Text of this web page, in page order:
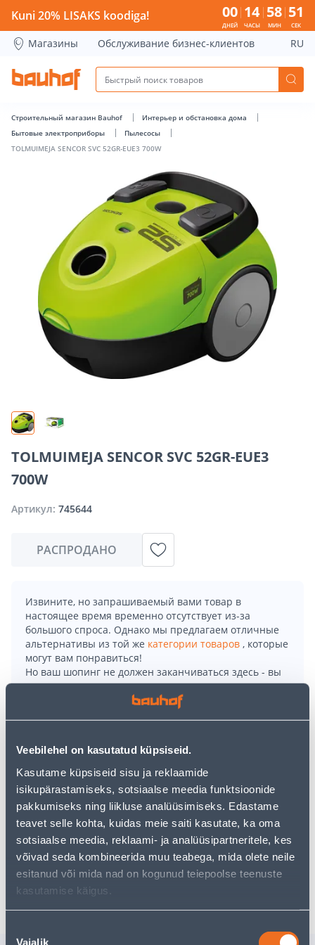
Veebilehel on kasutatud küpsiseid.
Kasutame küpsiseid sisu ja reklaamide
isikupärastamiseks, sotsiaalse meedia funktsioonide
pakkumiseks ning liikluse analüüsimiseks. Edastame
teavet selle kohta, kuidas meie saiti kasutate, ka oma
sotsiaalse meedia, reklaami- ja analüüsipartneritele, kes
võivad seda kombineerida muu teabega, mida olete neile
esitanud või mida nad on kogunud teiepoolse teenuste
kasutamise käigus.
Vajalik
TOLMUIMEJA SENCOR SVC 52GR-EUE3 700W - Bauhof has
Kuni 20% LISAKS koodiga! 00
ДНЕЙ
14
ЧАСЫ
58
МИН
50
СЕК
Магазины Обслуживание бизнес-клиентов RU
Строительный магазин Bauhof
Интерьер и обстановка дома
Бытовые электроприборы
Пылесосы
TOLMUIMEJA SENCOR SVC 52GR-EUE3 700W
TOLMUIMEJA SENCOR SVC 52GR-EUE3
700W
Артикул: 745644
РАСПРОДАНО
Извините, но запрашиваемый вами товар в
настоящее время временно отсутствует из-за
большого спроса. Однако мы предлагаем отличные
альтернативы из той же категории товаров , которые
могут вам понравиться!
Но ваш шопинг не должен заканчиваться здесь - вы
можете продолжить свои исследования, вернувшись
или используя нашу мощную
функцию поиска, чтобы найти еще более приятные
• Tolmuimejal on 700 W kõrge efektiivsusega ECO-
mootor.
• 5-tasemeline filtreerimissüsteem.
• Tolmukoti maht: 1,5 liitrit.
• 14-päevane tagastusõigus.